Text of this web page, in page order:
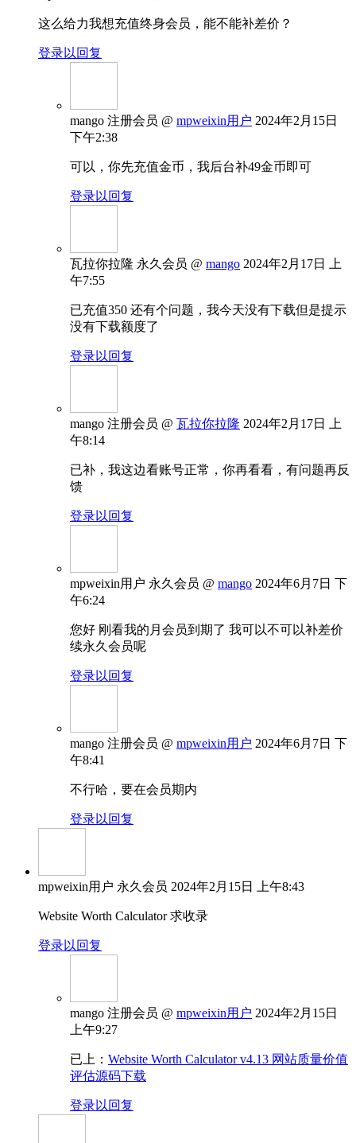
这么给力我想充值终身会员，能不能补差价？
登录以回复
mango 注册会员 @ mpweixin用户 2024年2月15日
下午2:38
可以，你先充值金币，我后台补49金币即可
登录以回复
瓦拉你拉隆 永久会员 @ mango 2024年2月17日 上
午7:55
已充值350 还有个问题，我今天没有下载但是提示
没有下载额度了
登录以回复
mango 注册会员 @ 瓦拉你拉隆 2024年2月17日 上
午8:14
已补，我这边看账号正常，你再看看，有问题再反
馈
登录以回复
mpweixin用户 永久会员 @ mango 2024年6月7日 下
午6:24
您好 刚看我的月会员到期了 我可以不可以补差价
续永久会员呢
登录以回复
mango 注册会员 @ mpweixin用户 2024年6月7日 下
午8:41
不行哈，要在会员期内
登录以回复
mpweixin用户 永久会员 2024年2月15日 上午8:43
Website Worth Calculator 求收录
登录以回复
mango 注册会员 @ mpweixin用户 2024年2月15日
上午9:27
已上： Website Worth Calculator v4.13 网站质量价值
评估源码下载
登录以回复